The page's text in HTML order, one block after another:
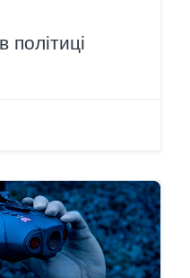
політиці